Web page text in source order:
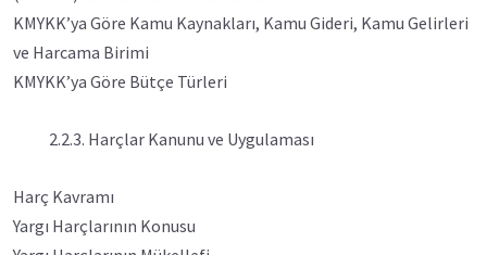
KMYKK’ya Göre Kamu Kaynakları, Kamu Gideri, Kamu Gelirleri
ve Harcama Birimi
KMYKK’ya Göre Bütçe Türleri
2.2.3. Harçlar Kanunu ve Uygulaması
Harç Kavramı
Yargı Harçlarının Konusu